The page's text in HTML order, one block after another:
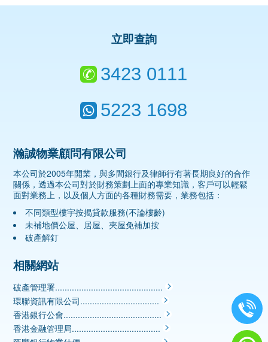
立即查詢
3423 0111
5223 1698
瀚誠物業顧問有限公司
本公司於2005年開業，與多間銀行及律師行有著長期良好的合作
關係，透過本公司對於財務策劃上面的專業知識，客戶可以輕鬆
面對業務上，以及個人方面的各種財務需要，業務包括：
不同類型樓宇按揭貸款服務(不論樓齡)
未補地價公屋、居屋、夾屋免補加按
破產解釘
相關網站
破產管理署.............................................
環聯資訊有限公司.................................
香港銀行公會.........................................
香港金融管理局.....................................